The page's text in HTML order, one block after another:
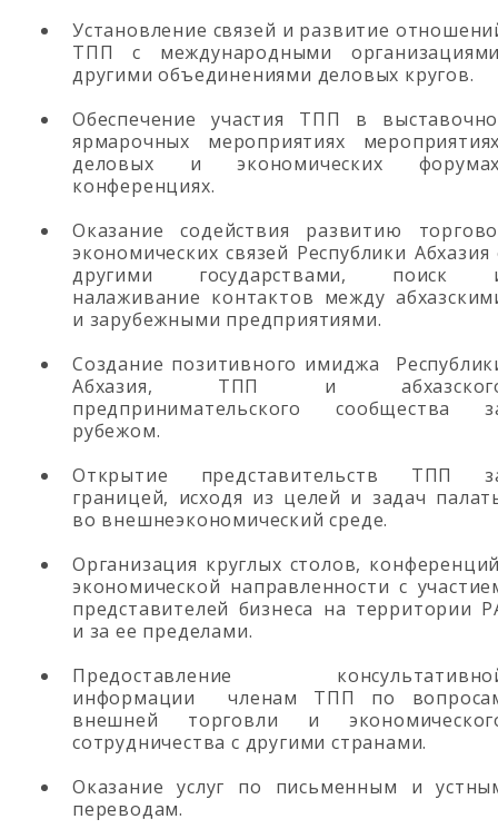
Установление связей и развитие
ТПП с международными
другими объединениями деловых кругов.
Обеспечение участия ТПП в
ярмарочных мероприятиях
деловых и экономических
конференциях.
Оказание содействия развитию
экономических связей Республики Абхазия
другими государствами, поиск
налаживание контактов между
и зарубежными предприятиями.
Создание позитивного имиджа
Абхазия, ТПП и
предпринимательского сообщества
рубежом.
Открытие представительств ТПП
границей, исходя из целей и задач
во внешнеэкономический среде.
Организация круглых столов,
экономической направленности с
представителей бизнеса на территории
и за ее пределами.
Предоставление
информации членам ТПП по
внешней торговли и
сотрудничества с другими странами.
Оказание услуг по письменным и
переводам.